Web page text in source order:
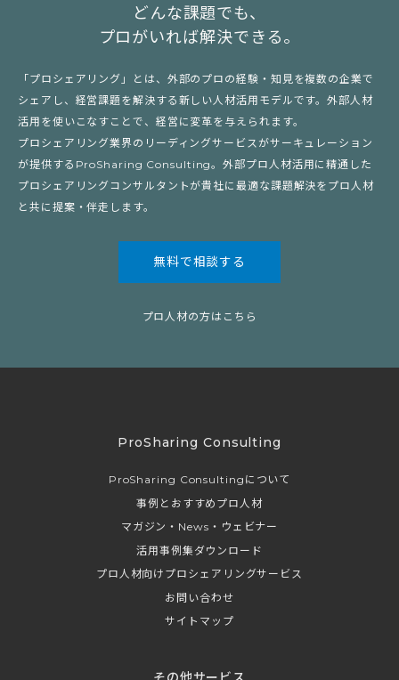
どんな課題でも、
プロがいれば解決できる。
「プロシェアリング」とは、外部のプロの経験・知見を複数の企業で
シェアし、経営課題を解決する新しい人材活用モデルです。外部人材
活用を使いこなすことで、経営に変革を与えられます。
プロシェアリング業界のリーディングサービスがサーキュレーション
が提供するProSharing Consulting。外部プロ人材活用に精通した
プロシェアリングコンサルタントが貴社に最適な課題解決をプロ人材
と共に提案・伴走します。
無料で相談する
プロ人材の方はこちら
ProSharing Consulting
ProSharing Consultingについて
事例とおすすめプロ人材
マガジン・News・ウェビナー
活用事例集ダウンロード
プロ人材向けプロシェアリングサービス
お問い合わせ
サイトマップ